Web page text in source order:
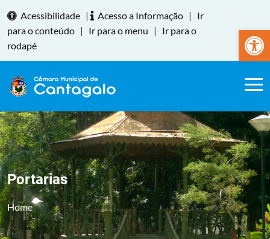
Abrir
Acessibilidade | Acesso a Informação |
Ir
para o conteúdo | Ir para o menu |
Ir para o
rodapé
Portarias
Home